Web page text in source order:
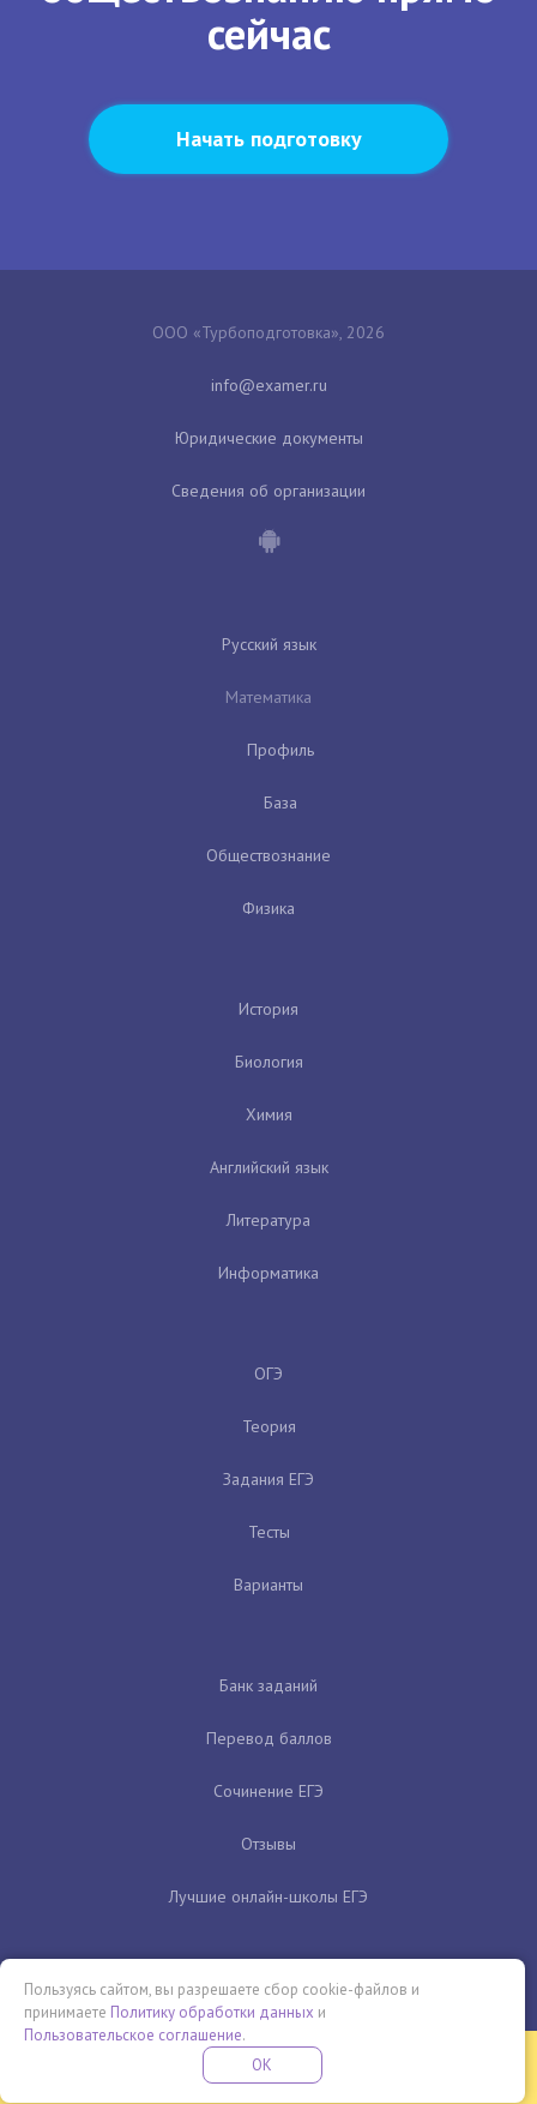
сейчас
Начать подготовку
ООО «Турбоподготовка», 2026
Юридические документы
Сведения об организации
Русский язык
Математика
Профиль
База
Обществознание
Физика
История
Биология
Химия
Английский язык
Литература
Информатика
ОГЭ
Теория
Задания ЕГЭ
Тесты
Варианты
Банк заданий
Перевод баллов
Сочинение ЕГЭ
Отзывы
Лучшие онлайн-школы ЕГЭ
Бесплатная летняя школа
ПРОВЕДИ ЭТО ЛЕТО С ПОЛЬЗОЙ
Пользуясь сайтом, вы разрешаете сбор cookie-файлов и
принимаете Политику обработки данных и
Пользовательское соглашение.
OK